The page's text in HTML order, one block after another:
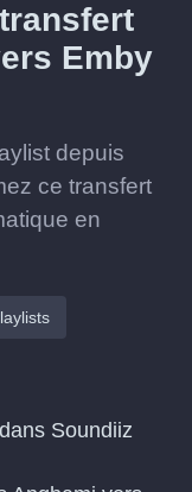
Emby
depuis
ce transfert
en
Soundiiz